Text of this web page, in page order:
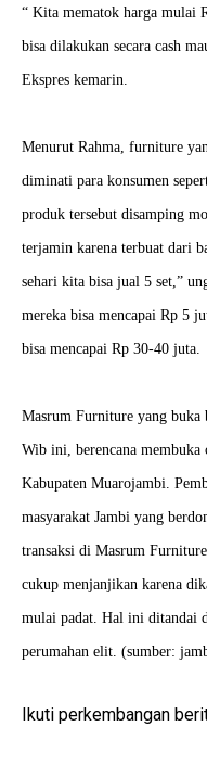
“ Kita mematok harga mulai
bisa dilakukan secara cash
Ekspres kemarin.
Menurut Rahma, furniture
diminati para konsumen
produk tersebut disamping
terjamin karena terbuat dari
sehari kita bisa jual 5 set,”
mereka bisa mencapai Rp 5
bisa mencapai Rp 30-40 juta.
Masrum Furniture yang
Wib ini, berencana
Kabupaten Muarojambi.
masyarakat Jambi yang
transaksi di Masrum
cukup menjanjikan karena
mulai padat. Hal ini ditandai
perumahan elit. (sumber:
Ikuti perkembangan